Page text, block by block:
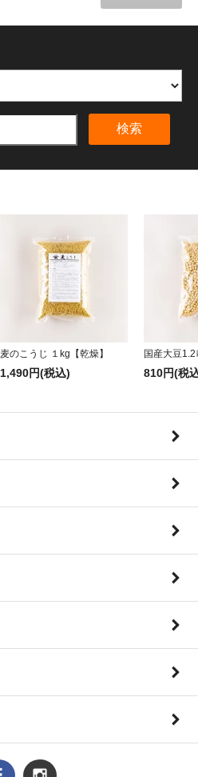
検索
麦のこうじ １kg【乾燥】
1,490円(税込)
国産大豆1.2
810円(税